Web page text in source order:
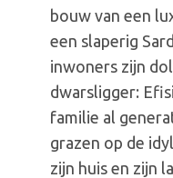
bouw van een
een slaperig
inwoners zijn
dwarsligger:
familie al
grazen op de
zijn huis en zijn